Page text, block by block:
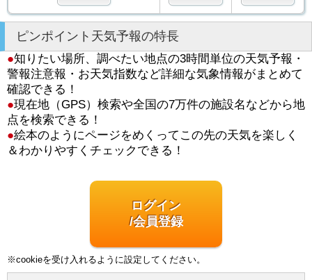
ピンポイント天気予報の特長
●知りたい場所、調べたい地点の3時間単位の天気予報・
警報注意報・お天気指数など詳細な気象情報がまとめて
確認できる！
●現在地（GPS）検索や全国の7万件の施設名などから地
点を検索できる！
●絵本のようにページをめくってこの先の天気を楽しく
＆わかりやすくチェックできる！
ログイン
/会員登録
※cookieを受け入れるように設定してください。